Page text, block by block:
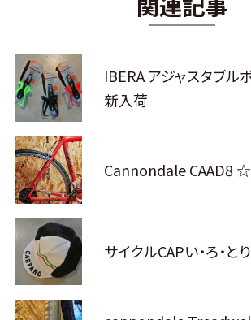
IBERA アジャスタブ
新入荷
Cannondale CAAD8
サイクルCAPい・ろ・と